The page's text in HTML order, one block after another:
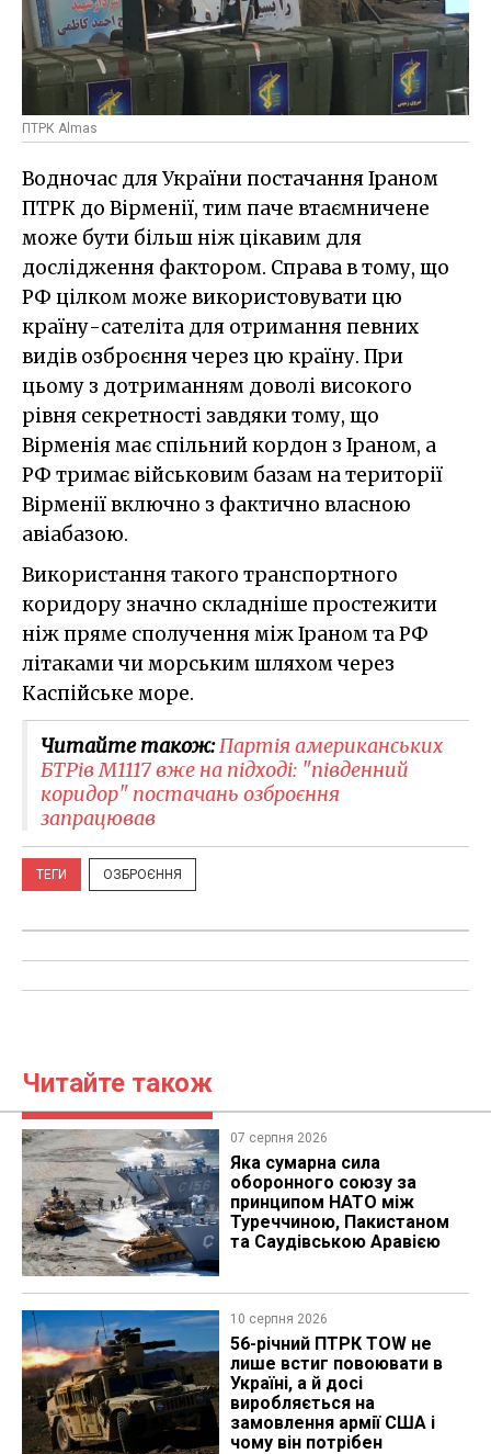
ПТРК Almas
Водночас для України постачання Іраном
ПТРК до Вірменії, тим паче втаємничене
може бути більш ніж цікавим для
дослідження фактором. Справа в тому, що
РФ цілком може використовувати цю
країну-сателіта для отримання певних
видів озброєння через цю країну. При
цьому з дотриманням доволі високого
рівня секретності завдяки тому, що
Вірменія має спільний кордон з Іраном, а
РФ тримає військовим базам на території
Вірменії включно з фактично власною
авіабазою.
Використання такого транспортного
коридору значно складніше простежити
ніж пряме сполучення між Іраном та РФ
літаками чи морським шляхом через
Каспійське море.
Читайте також:Партія американських
БТРів M1117 вже на підході: "південний
коридор" постачань озброєння
запрацював
ТЕГИ ОЗБРОЄННЯ
Читайте також
07 серпня 2026
Яка сумарна сила
оборонного союзу за
принципом НАТО між
Туреччиною, Пакистаном
та Саудівською Аравією
10 серпня 2026
56-річний ПТРК TOW не
лише встиг повоювати в
Україні, а й досі
виробляється на
замовлення армії США і
чому він потрібен